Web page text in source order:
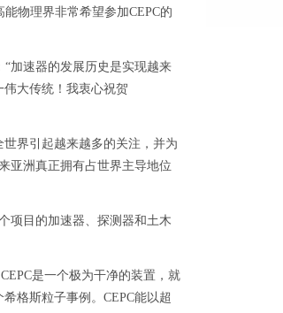
物理界非常希望参加CEPC的
加速器的发展历史是实现越来
大传统！我衷心祝贺
界引起越来越多的关注，并为
亚洲真正拥有占世界主导地位
项目的加速器、探测器和土木
是一个极为干净的装置，就
格斯粒子事例。CEPC能以超